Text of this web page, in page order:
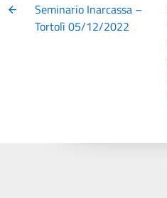
Seminario Inarcassa –
Tortolì 05/12/2022